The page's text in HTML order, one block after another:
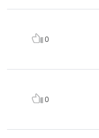
0
0